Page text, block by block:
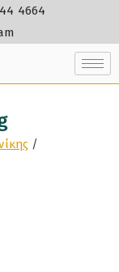
4664